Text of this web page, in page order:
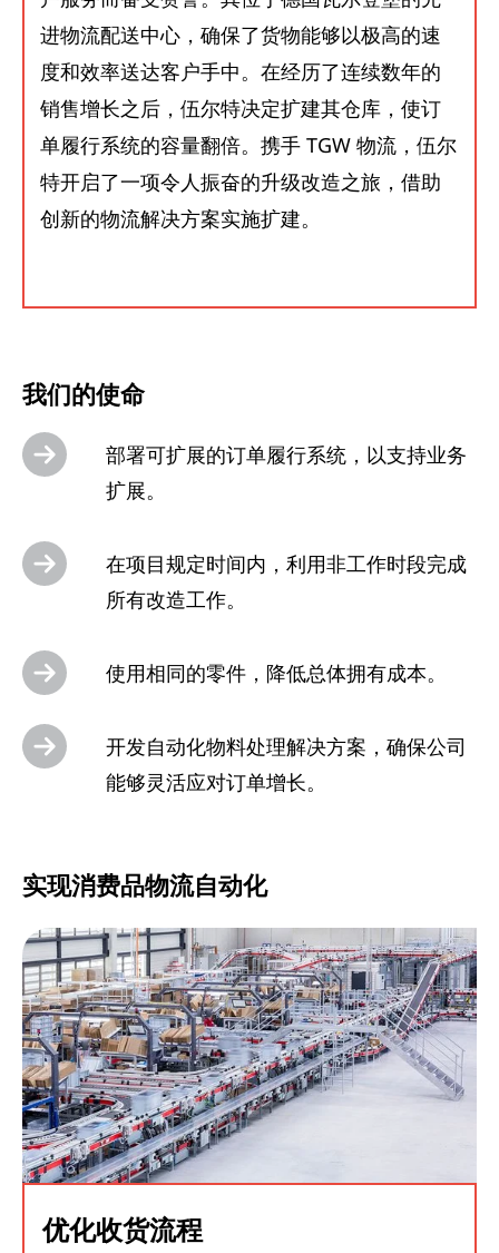
进物流配送中心，确保了货物能够以极高的速
度和效率送达客户手中。在经历了连续数年的
销售增长之后，伍尔特决定扩建其仓库，使订
单履行系统的容量翻倍。携手 TGW 物流，伍尔
特开启了一项令人振奋的升级改造之旅，借助
创新的物流解决方案实施扩建。
我们的使命
部署可扩展的订单履行系统，以支持业务
扩展。
在项目规定时间内，利用非工作时段完成
所有改造工作。
使用相同的零件，降低总体拥有成本。
开发自动化物料处理解决方案，确保公司
能够灵活应对订单增长。
实现消费品物流自动化
优化收货流程